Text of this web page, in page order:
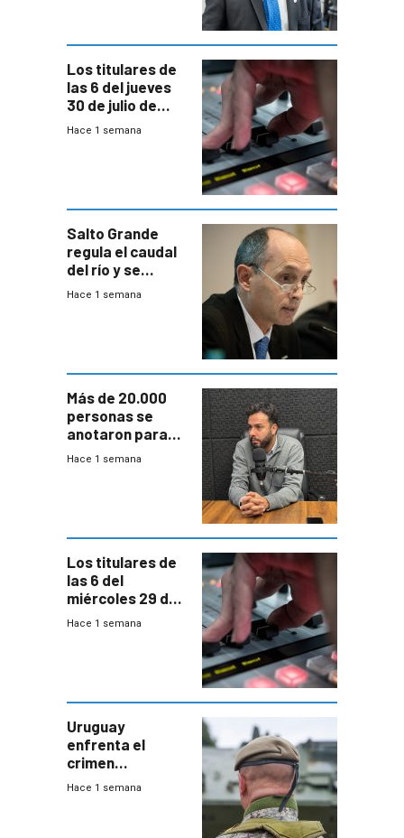
Los titulares de
las 6 del jueves
30 de julio de
2026
Hace 1 semana
Salto Grande
regula el caudal
del río y se
prepara para un
Hace 1 semana
Más de 20.000
personas se
anotaron para
las pruebas
Hace 1 semana
Los titulares de
las 6 del
miércoles 29 de
julio de 2026
Hace 1 semana
Uruguay
enfrenta el
crimen
organizado con
Hace 1 semana